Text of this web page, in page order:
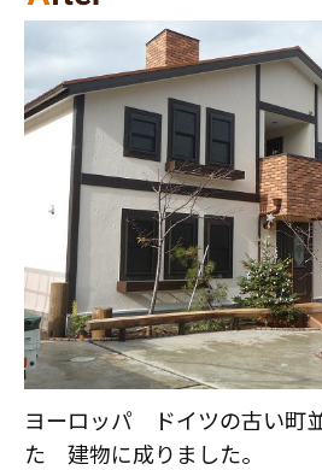
ヨーロッパ ドイツの古い町
た 建物に成りました。